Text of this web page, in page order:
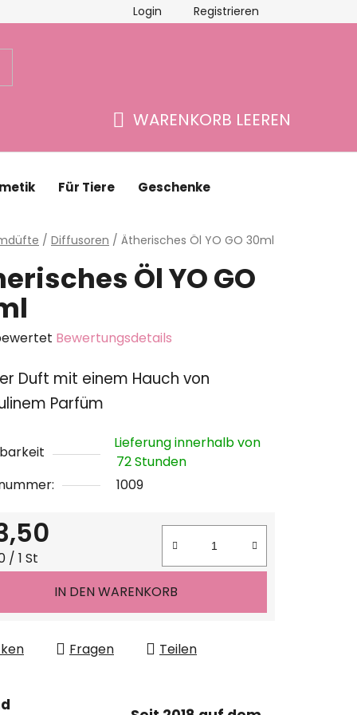
Kontakte
Login Registrieren
WARENKORB LEEREN
Für Tiere Geschenke
/ Diffusoren / Ätherisches Öl YO GO 30ml
Öl YO GO
Bewertungsdetails
Duft mit einem Hauch von
Parfüm
Lieferung innerhalb von
72 Stunden
1009
/ 1 St
IN DEN WARENKORB
Fragen Teilen